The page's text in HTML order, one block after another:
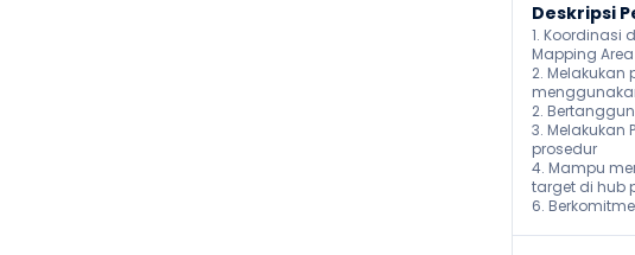
Deskripsi
1. Koordinasi
Mapping Area
2.
2.
3. Melakukan
prosedur
4. Mampu
target di hub
6.